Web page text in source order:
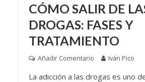
CÓMO SALIR DE
DROGAS: FASES Y
TRATAMIENTO
Añadir Comentario Iván Pico
La adicción a las drogas es uno